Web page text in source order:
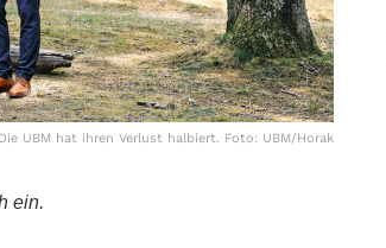
Die UBM hat ihren Verlust halbiert. Foto: UBM/Horak
ein.